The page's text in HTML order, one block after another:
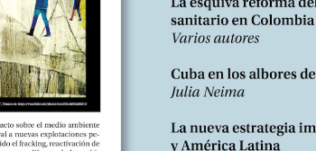
En Artículos publicados Nº 153
en el contexto de
el Caribe 1945-2015